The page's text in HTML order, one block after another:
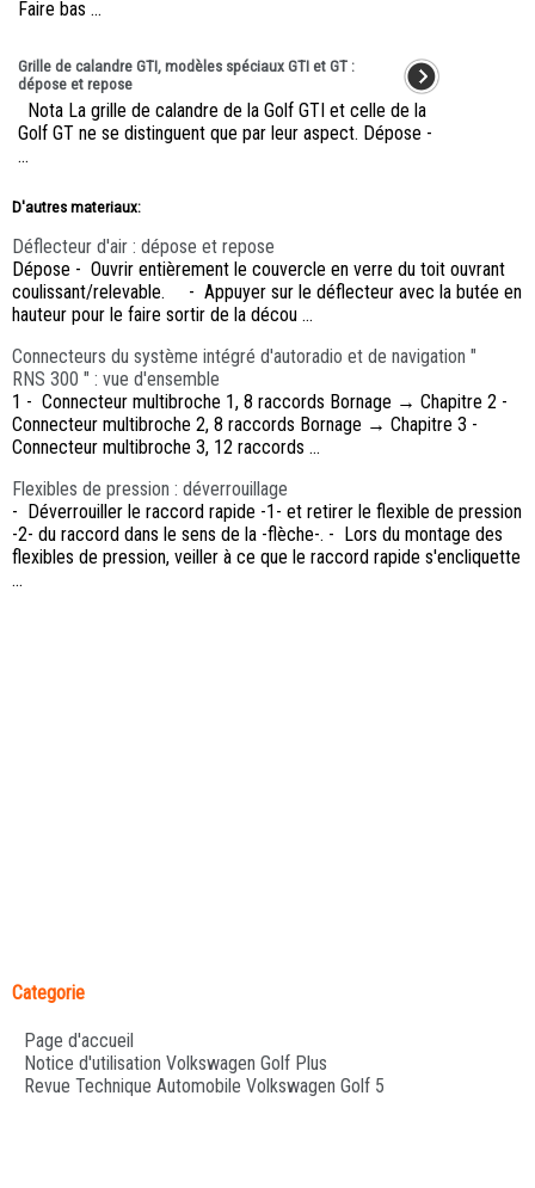
Faire bas ...
Grille de calandre GTI, modèles spéciaux GTI et GT :
dépose et repose
Nota La grille de calandre de la Golf GTI et celle de la
Golf GT ne se distinguent que par leur aspect. Dépose -
...
D'autres materiaux:
Déflecteur d'air : dépose et repose
Dépose - Ouvrir entièrement le couvercle en verre du toit ouvrant
coulissant/relevable. - Appuyer sur le déflecteur avec la butée en
hauteur pour le faire sortir de la décou ...
Connecteurs du système intégré d'autoradio et de navigation "
RNS 300 " : vue d'ensemble
1 - Connecteur multibroche 1, 8 raccords Bornage → Chapitre 2 -
Connecteur multibroche 2, 8 raccords Bornage → Chapitre 3 -
Connecteur multibroche 3, 12 raccords ...
Flexibles de pression : déverrouillage
- Déverrouiller le raccord rapide -1- et retirer le flexible de pression
-2- du raccord dans le sens de la -flèche-. - Lors du montage des
flexibles de pression, veiller à ce que le raccord rapide s'encliquette
...
Categorie
Page d'accueil
Notice d'utilisation Volkswagen Golf Plus
Revue Technique Automobile Volkswagen Golf 5